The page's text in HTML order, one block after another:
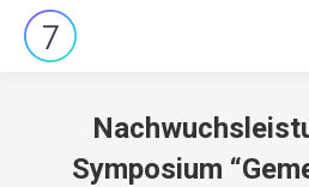
Symposium